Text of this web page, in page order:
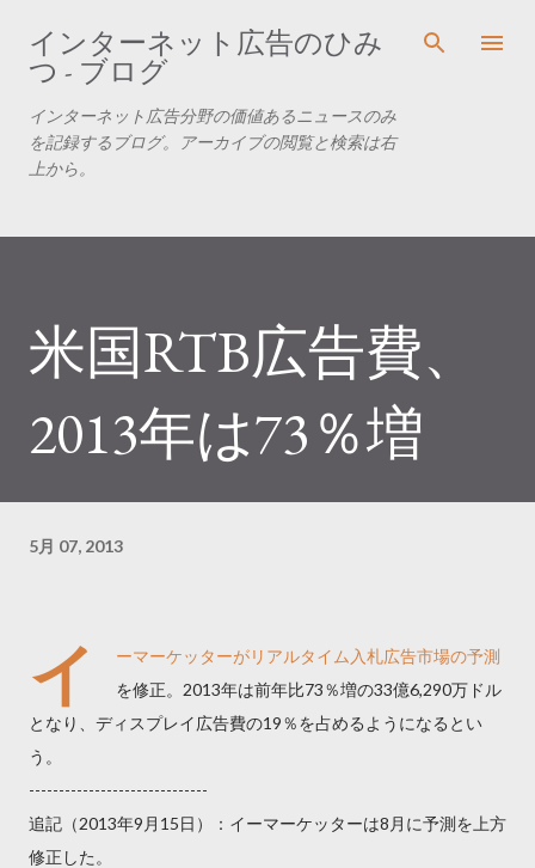
スキップしてメイン コンテンツに移動
インターネット広告のひみ
つ - ブログ
インターネット広告分野の価値あるニュースのみ
を記録するブログ。アーカイブの閲覧と検索は右
上から。
米国RTB広告費、
2013年は73％増
5月 07, 2013
イ
ーマーケッターがリアルタイム入札広告市場の予測
を修正。2013年は前年比73％増の33億6,290万ドル
となり、ディスプレイ広告費の19％を占めるようになるとい
う。
------------------------------
追記（2013年9月15日）：イーマーケッターは8月に予測を上方
修正した。